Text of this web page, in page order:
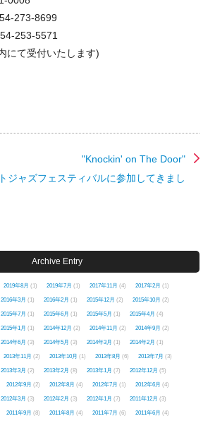
273-8699
253-5571
にて受付いたします)
"Knockin' on The Door"
ジャズフェスティバルに参加してきまし
Archive Entry
2019年8月 (1) 2019年7月 (1) 2017年11月 (4) 2017年2月 (1)
2016年3月 (1) 2016年2月 (1) 2015年12月 (2) 2015年10月 (2)
2015年7月 (1) 2015年6月 (1) 2015年5月 (1) 2015年4月 (4)
2015年1月 (1) 2014年12月 (2) 2014年11月 (2) 2014年9月 (2)
2014年6月 (3) 2014年5月 (3) 2014年3月 (1) 2014年2月 (1)
2013年11月 (2) 2013年10月 (1) 2013年8月 (6) 2013年7月 (3)
2013年3月 (2) 2013年2月 (8) 2013年1月 (7) 2012年12月 (5)
2012年9月 (2) 2012年8月 (4) 2012年7月 (1) 2012年6月 (4)
2012年3月 (3) 2012年2月 (3) 2012年1月 (7) 2011年12月 (3)
2011年9月 (8) 2011年8月 (4) 2011年7月 (6) 2011年6月 (4)